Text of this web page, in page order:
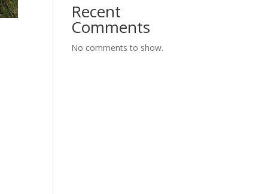
Recent
Comments
No comments to show.